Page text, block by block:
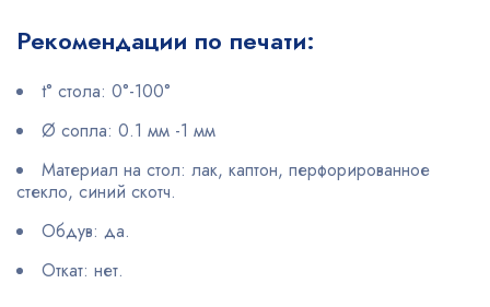
Рекомендации по печати:
t° стола: 0°-100°
Ø сопла: 0.1 мм -1 мм
Материал на стол: лак, каптон, перфорированное
стекло, синий скотч.
Обдув: да.
Откат: нет.